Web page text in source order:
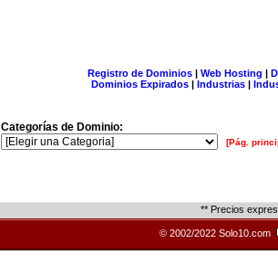
Registro de Dominios| Web Hosting |
Dominios Expirados | Industrias |
Categorías de Dominio:
[Pág.
** Precios
© 2002/2022 Solo10.com